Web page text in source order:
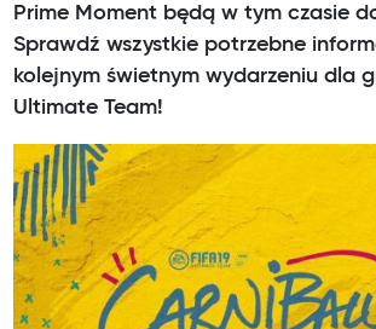
Prime Moment będą w tym czasie
Sprawdź wszystkie potrzebne
kolejnym świetnym wydarzeniu dla
Ultimate Team!